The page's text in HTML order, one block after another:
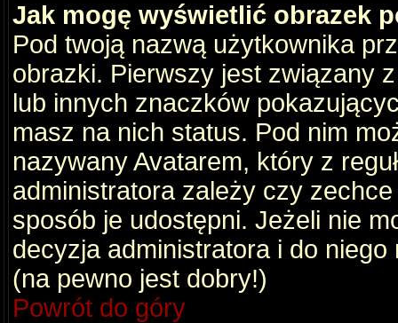
Jak mogę wyświetlić obrazek
Pod twoją nazwą użytkownika
obrazki. Pierwszy jest związany
lub innych znaczków
masz na nich status. Pod nim
nazywany Avatarem, który z
administratora zależy czy
sposób je udostępni. Jeżeli nie
decyzja administratora i do
(na pewno jest dobry!)
Powrót do góry